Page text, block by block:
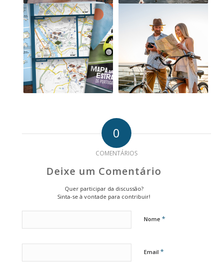
0
COMENTÁRIOS
Deixe um Comentário
Quer participar da discussão?
Sinta-se à vontade para contribuir!
Nome *
Email *